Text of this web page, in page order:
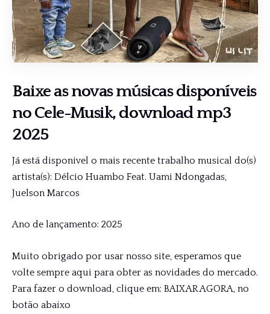
Baixe as novas músicas disponíveis
noCele-Musik, download mp3
2025
Já está disponivel o mais recente trabalho musical do(s)
artista(s): Délcio Huambo Feat. Uami Ndongadas,
Juelson Marcos
Ano de lançamento: 2025
Muito obrigado por usar nosso site, esperamos que
volte sempre aqui para obter as novidades do mercado.
Para fazer o download, clique em: BAIXAR AGORA, no
botão abaixo